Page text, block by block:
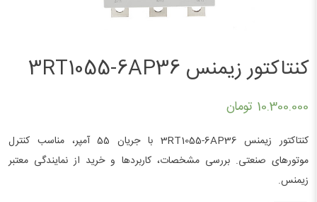
کنتاکتور زیمنس 3RT1055-6AP36
10.300.000 تومان
کنتاکتور زیمنس 3RT1055-6AP36 با جریان 55 آمپر، مناسب کنترل
موتورهای صنعتی. بررسی مشخصات، کاربردها و خرید از نمایندگی معتبر
زیمنس.